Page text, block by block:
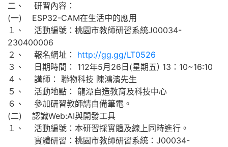
二、 研習內容：
(一) ESP32-CAM在生活中的應用
１、 活動編號：桃園市教師研習系統J00034-
230400006
２、 報名網址： http://gg.gg/LT0526
３、 日期時間： 112年5月26日(星期五) 13：10~16:10
４、 講師： 聯物科技 陳鴻濱先生
５、 活動地點： 龍潭自造教育及科技中心
６、 參加研習教師請自備筆電。
(二) 認識Web:AI與開發工具
１、 活動編號：本研習採實體及線上同時進行。
實體研習：桃園市教師研習系統：J00034-